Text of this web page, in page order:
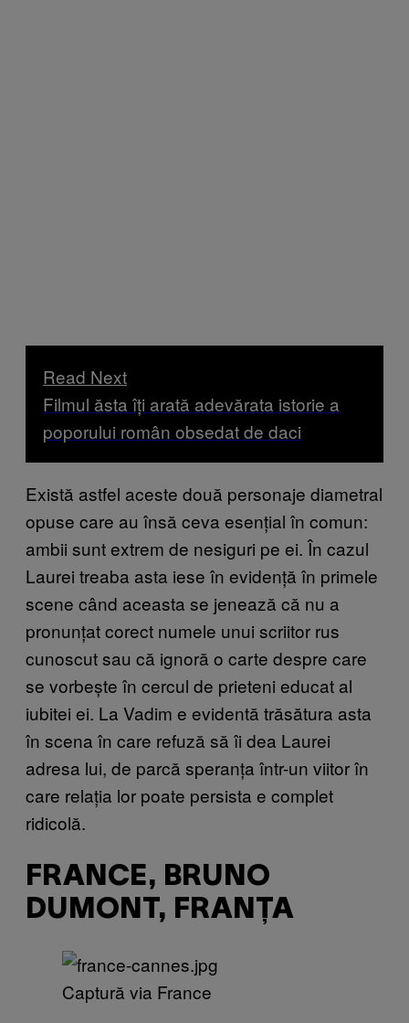
Read Next
Filmul ăsta îți arată adevărata istorie a
poporului român obsedat de daci
Există astfel aceste două personaje diametral
opuse care au însă ceva esențial în comun:
ambii sunt extrem de nesiguri pe ei. În cazul
Laurei treaba asta iese în evidență în primele
scene când aceasta se jenează că nu a
pronunțat corect numele unui scriitor rus
cunoscut sau că ignoră o carte despre care
se vorbește în cercul de prieteni educat al
iubitei ei. La Vadim e evidentă trăsătura asta
în scena în care refuză să îi dea Laurei
adresa lui, de parcă speranța într-un viitor în
care relația lor poate persista e complet
ridicolă.
FRANCE, BRUNO
DUMONT, FRANȚA
Captură via France